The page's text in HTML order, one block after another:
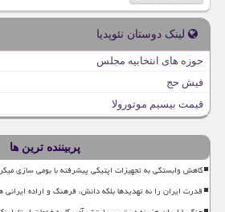
لینک دوستان نئوپدیا
حوزه های انتخابیه مجلس
فیش حج
قیمت بیسیم موتورولا
پربیننده ترین ها
کاهش وابستگی به تجهیزات اپتیکی پیشرفته با بومی سازی
قدرت ایران را نه تهدیدها بلکه دانش، فرهنگ و اراده